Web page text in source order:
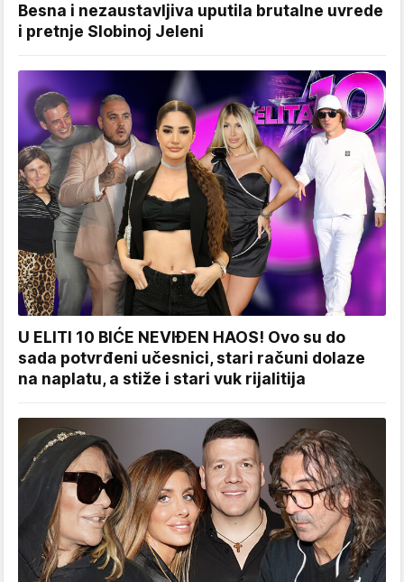
Besna i nezaustavljiva uputila brutalne uvrede
i pretnje Slobinoj Jeleni
U ELITI 10 BIĆE NEVIĐEN HAOS! Ovo su do
sada potvrđeni učesnici, stari računi dolaze
na naplatu, a stiže i stari vuk rijalitija